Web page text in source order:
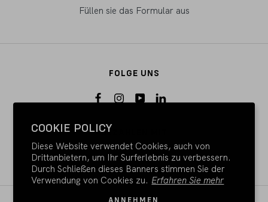
Füllen sie das Formular aus
FOLGE UNS
BEZAHLEN MIT
COOKIE POLICY
Diese Website verwendet Cookies, auch von
Drittanbietern, um Ihr Surferlebnis zu verbessern.
Durch Schließen dieses Banners stimmen Sie der
Verwendung von Cookies zu. Erfahren Sie mehr
ANNEHMEN